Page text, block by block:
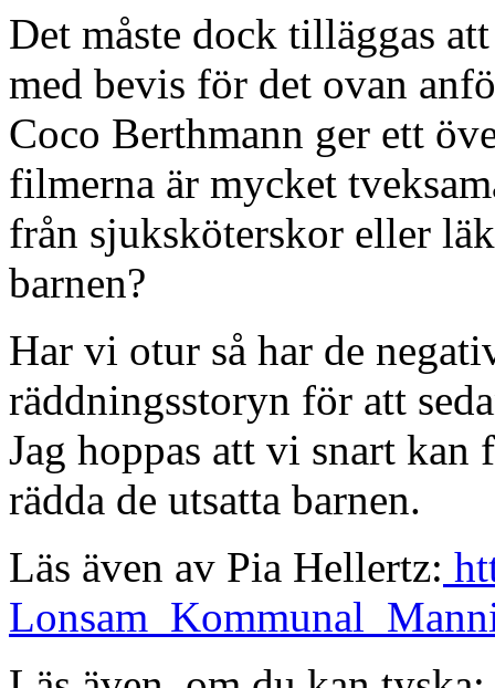
Det måste dock tilläggas
med bevis för det ovan
Coco Berthmann ger ett
filmerna är mycket
från sjuksköterskor eller
barnen?
Har vi otur så har de
räddningsstoryn för att
Jag hoppas att vi snart kan
rädda de utsatta barnen.
Läs även av Pia Hellertz: